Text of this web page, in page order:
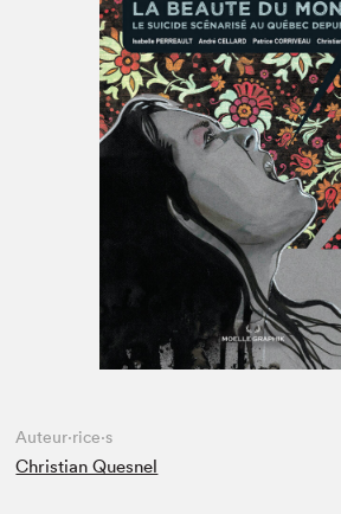
Espace enseignant·e·s
Espace pro
Auteur·rice·s
Christian Quesnel